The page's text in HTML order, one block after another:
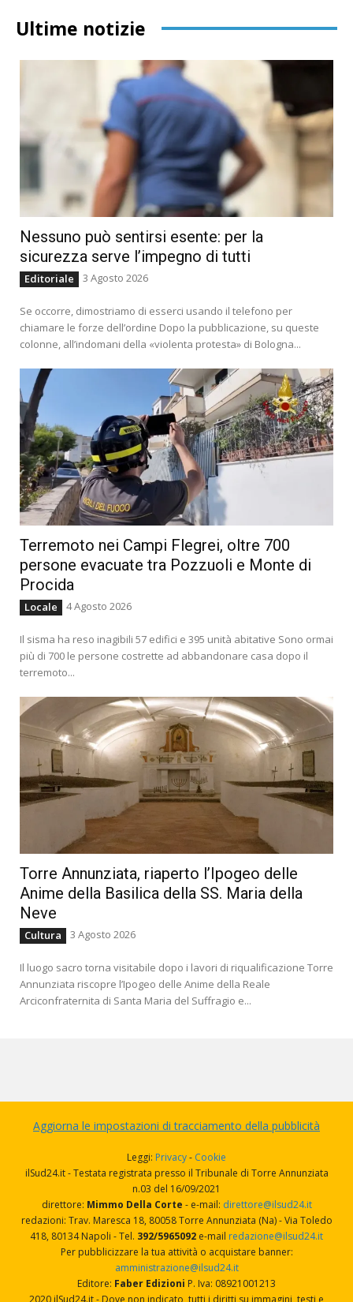
Ultime notizie
Nessuno può sentirsi esente: per la
sicurezza serve l’impegno di tutti
Editoriale 3 Agosto 2026
Se occorre, dimostriamo di esserci usando il telefono per
chiamare le forze dell’ordine Dopo la pubblicazione, su queste
colonne, all’indomani della «violenta protesta» di Bologna...
Terremoto nei Campi Flegrei, oltre 700
persone evacuate tra Pozzuoli e Monte di
Procida
Locale 4 Agosto 2026
Il sisma ha reso inagibili 57 edifici e 395 unità abitative Sono ormai
più di 700 le persone costrette ad abbandonare casa dopo il
terremoto...
Torre Annunziata, riaperto l’Ipogeo delle
Anime della Basilica della SS. Maria della
Neve
Cultura 3 Agosto 2026
Il luogo sacro torna visitabile dopo i lavori di riqualificazione Torre
Annunziata riscopre l’Ipogeo delle Anime della Reale
Arciconfraternita di Santa Maria del Suffragio e...
Aggiorna le impostazioni di tracciamento della pubblicità
Leggi: Privacy- Cookie
ilSud24.it - Testata registrata presso il Tribunale di Torre Annunziata
n.03 del 16/09/2021
direttore: Mimmo Della Corte - e-mail: direttore@ilsud24.it
redazioni: Trav. Maresca 18, 80058 Torre Annunziata (Na) - Via Toledo
418, 80134 Napoli - Tel. 392/5965092 e-mail redazione@ilsud24.it
Per pubblicizzare la tua attività o acquistare banner:
amministrazione@ilsud24.it
Editore: Faber Edizioni P. Iva: 08921001213
2020 ilSud24.it - Dove non indicato, tutti i diritti su immagini, testi e